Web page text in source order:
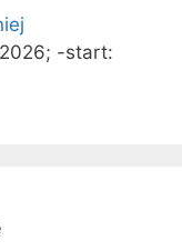
-start: